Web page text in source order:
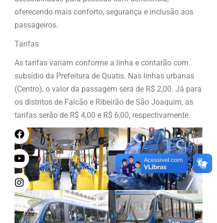
oferecendo mais conforto, segurança e inclusão aos
passageiros.
Tarifas
As tarifas variam conforme a linha e contarão com
subsídio da Prefeitura de Quatis. Nas linhas urbanas
(Centro), o valor da passagem será de R$ 2,00. Já para
os distritos de Falcão e Ribeirão de São Joaquim, as
tarifas serão de R$ 4,00 e R$ 6,00, respectivamente.